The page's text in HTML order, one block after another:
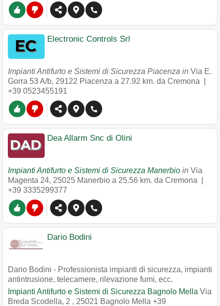
Electronic Controls Srl
Impianti Antifurto e Sistemi di Sicurezza Piacenza in Via E.
Gorra 53 A/b, 29122 Piacenza a 27.92 km. da Cremona |
+39 0523455191
Dea Allarm Snc di Olini
Impianti Antifurto e Sistemi di Sicurezza Manerbio in Via
Magenta 24, 25025 Manerbio a 25.56 km. da Cremona |
+39 3335299377
Dario Bodini
Dario Bodini - Professionista impianti di sicurezza, impianti
antintrusione, telecamere, rilevazione fumi, ecc.
Impianti Antifurto e Sistemi di Sicurezza Bagnolo Mella Via
Breda Scodella, 2 , 25021 Bagnolo Mella +39